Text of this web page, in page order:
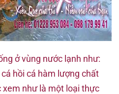
ở vùng nước lạnh như:
hồi cá hàm lượng chất
như là một loại thực